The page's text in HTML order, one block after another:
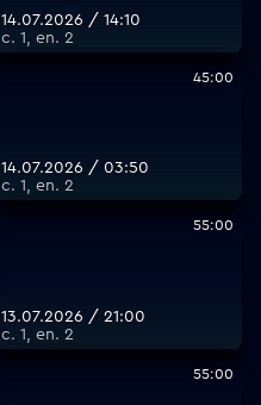
14.07.2026 / 14:10
с. 1, еп. 2
45:00
14.07.2026 / 03:50
с. 1, еп. 2
55:00
13.07.2026 / 21:00
с. 1, еп. 2
55:00